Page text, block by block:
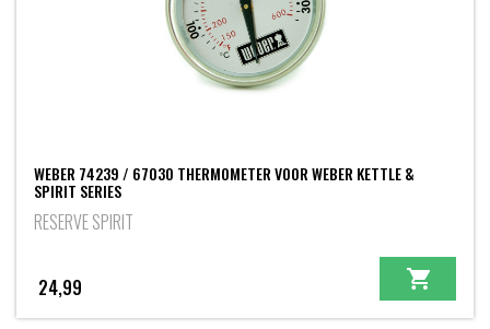
WEBER 74239 / 67030 THERMOMETER VOOR WEBER KETTLE &
SPIRIT SERIES
RESERVE SPIRIT
24,99